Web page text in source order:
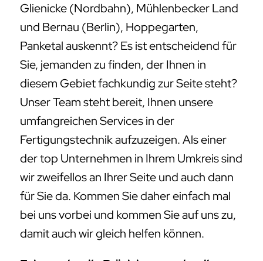
Glienicke (Nordbahn), Mühlenbecker Land
und Bernau (Berlin), Hoppegarten,
Panketal auskennt? Es ist entscheidend für
Sie, jemanden zu finden, der Ihnen in
diesem Gebiet fachkundig zur Seite steht?
Unser Team steht bereit, Ihnen unsere
umfangreichen Services in der
Fertigungstechnik aufzuzeigen. Als einer
der top Unternehmen in Ihrem Umkreis sind
wir zweifellos an Ihrer Seite und auch dann
für Sie da. Kommen Sie daher einfach mal
bei uns vorbei und kommen Sie auf uns zu,
damit auch wir gleich helfen können.